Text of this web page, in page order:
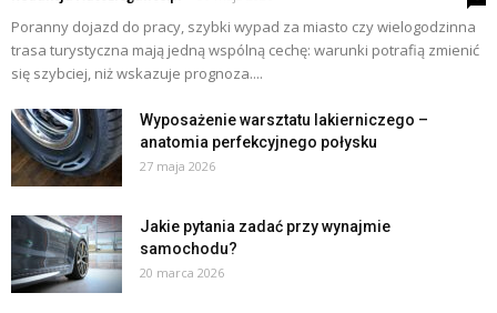
Poranny dojazd do pracy, szybki wypad za miasto czy wielogodzinna
trasa turystyczna mają jedną wspólną cechę: warunki potrafią zmienić
się szybciej, niż wskazuje prognoza....
Wyposażenie warsztatu lakierniczego –
anatomia perfekcyjnego połysku
27 maja 2026
Jakie pytania zadać przy wynajmie
samochodu?
20 marca 2026